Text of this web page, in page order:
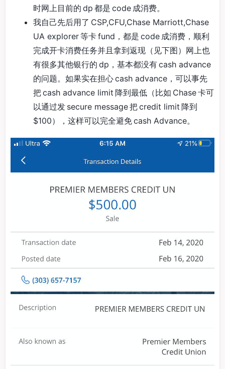
时网上目前的 dp 都是 code 成消费。
我自己先后用了 CSP,CFU,Chase Marriott,Chase
UA explorer 等卡 fund，都是 code 成消费，顺利
完成开卡消费任务并且拿到返现（见下图）网上也
有很多其他银行的 dp，基本都没有 cash advance
的问题。如果实在担心 cash advance，可以事先
把 cash advance limit 降到最低（比如 Chase 卡可
以通过发 secure message 把 credit limit 降到
$100），这样可以完全避免 cash Advance。